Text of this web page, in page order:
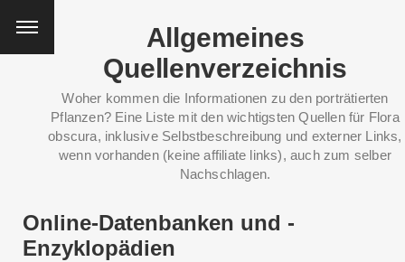
Allgemeines
Quellenverzeichnis
Woher kommen die Informationen zu den porträtierten
Pflanzen? Eine Liste mit den wichtigsten Quellen für Flora
obscura, inklusive Selbstbeschreibung und externer Links,
wenn vorhanden (keine affiliate links), auch zum selber
Nachschlagen.
Online-Datenbanken und -
Enzyklopädien